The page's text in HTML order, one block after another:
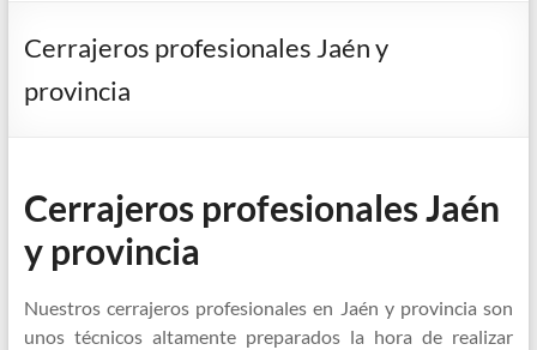
Cerrajeros profesionales Jaén y
provincia
Cerrajeros profesionales Jaén
y provincia
Nuestros cerrajeros profesionales en Jaén y provincia son
unos técnicos altamente preparados la hora de realizar